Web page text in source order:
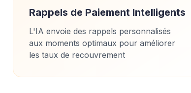
Rappels de Paiement Intelligents
L'IA envoie des rappels personnalisés
aux moments optimaux pour améliorer
les taux de recouvrement